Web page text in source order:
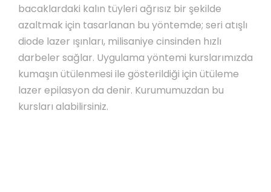
bacaklardaki kalın tüyleri ağrısız bir şekilde
azaltmak için tasarlanan bu yöntemde; seri atışlı
diode lazer ışınları, milisaniye cinsinden hızlı
darbeler sağlar. Uygulama yöntemi kurslarımızda
kumaşın ütülenmesi ile gösterildiği için ütüleme
lazer epilasyon da denir. Kurumumuzdan bu
kursları alabilirsiniz.